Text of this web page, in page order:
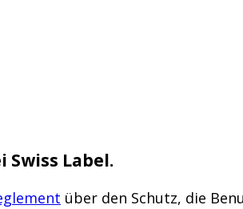
Label.
über den Schutz, die